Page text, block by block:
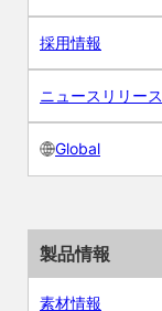
採用情報
ニュースリリース
Global
製品情報
素材情報